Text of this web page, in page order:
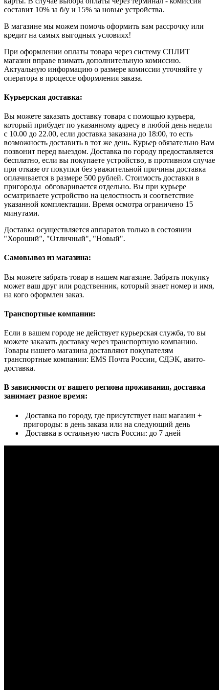
составит 10% за б/у и 15% за новые устройства.
В магазине мы можем помочь оформить вам рассрочку или
кредит на самых выгодных условиях!
При оформлении оплаты товара через систему СПЛИТ
магазин вправе взимать дополнительную комиссию.
Актуальную информацию о размере комиссии уточняйте у
оператора в процессе оформления заказа.
Курьерская доставка:
Вы можете заказать доставку товара с помощью курьера,
который прибудет по указанному адресу в любой день недели
с 10.00 до 22.00, если доставка заказана до 18:00, то есть
возможность доставить в тот же день. Курьер обязательно Вам
позвонит перед выездом. Доставка по городу предоставляется
бесплатно, если вы покупаете устройство, в противном случае
при отказе от покупки без уважительной причины доставка
оплачивается в размере 500 рублей. Стоимость доставки в
пригороды обговаривается отдельно. Вы при курьере
осматриваете устройство на целостность и соответствие
указанной комплектации. Время осмотра ограничено 15
минутами.
Доставка осуществляется аппаратов только в состоянии
"Хороший", "Отличный", "Новый".
Самовывоз из магазина:
Вы можете забрать товар в нашем магазине. Забрать покупку
может ваш друг или родственник, который знает номер и имя,
на кого оформлен заказ.
Транспортные компании:
Если в вашем городе не действует курьерская служба, то вы
можете заказать доставку через транспортную компанию.
Товары нашего магазина доставляют покупателям
транспортные компании: EMS Почта России, СДЭК, авито-
доставка.
В зависимости от вашего региона проживания, доставка
занимает разное время:
Доставка по городу, где присутствует наш магазин +
пригороды: в день заказа или на следующий день
Доставка в остальную часть России: до 7 дней